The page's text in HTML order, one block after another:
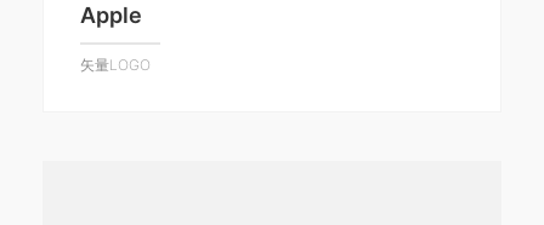
Apple
矢量LOGO